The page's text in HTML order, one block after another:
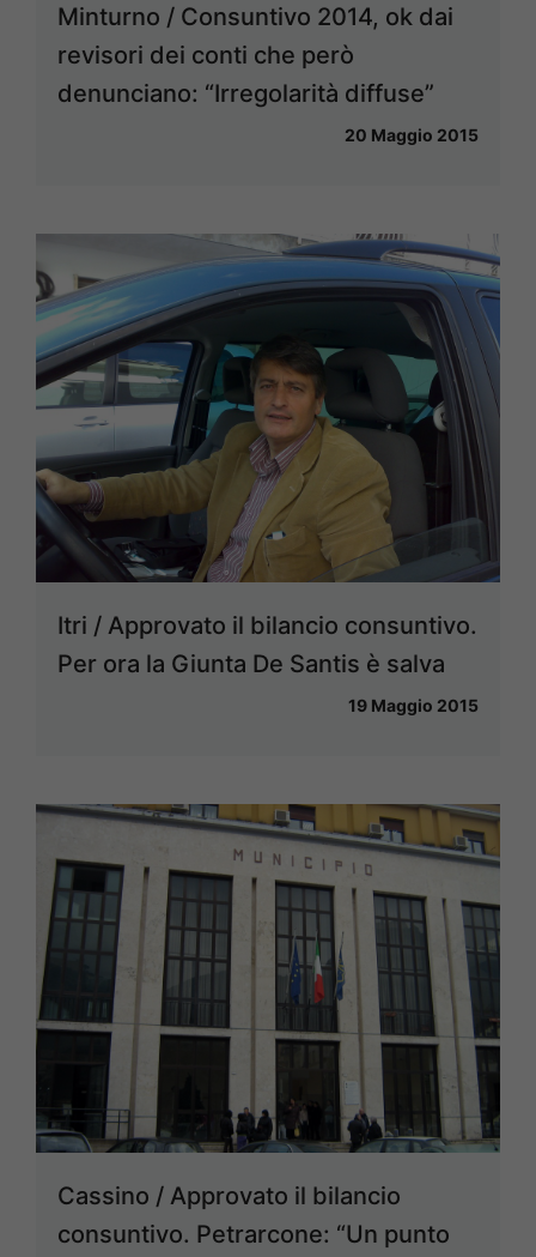
Minturno / Consuntivo 2014, ok dai
revisori dei conti che però
denunciano: “Irregolarità diffuse”
20 Maggio 2015
Itri / Approvato il bilancio consuntivo.
Per ora la Giunta De Santis è salva
19 Maggio 2015
Cassino / Approvato il bilancio
consuntivo. Petrarcone: “Un punto